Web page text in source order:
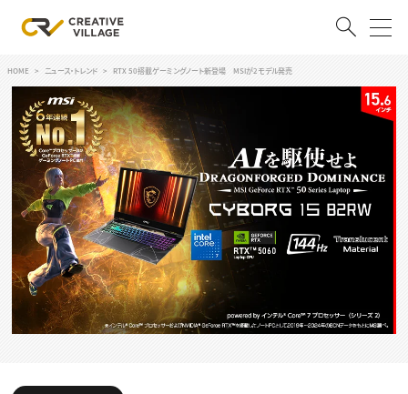
ログイン
RECRUIT
クリエイター求人を探す
CREATIVE JOB求人検索
特集求人
採用説明会
転職支援サービス
CONTENTS
スキルアップしたい！
デザイン
TOP Creator’s コラム
HOME ニュース・トレンド RTX 50搭載ゲーミングノート新登場 MSIが2モデル発売